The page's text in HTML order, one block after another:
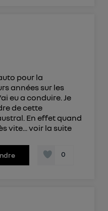
pour la
années sur les
eu a conduire. Je
de cette
En effet quand
vite...voir la suite
0